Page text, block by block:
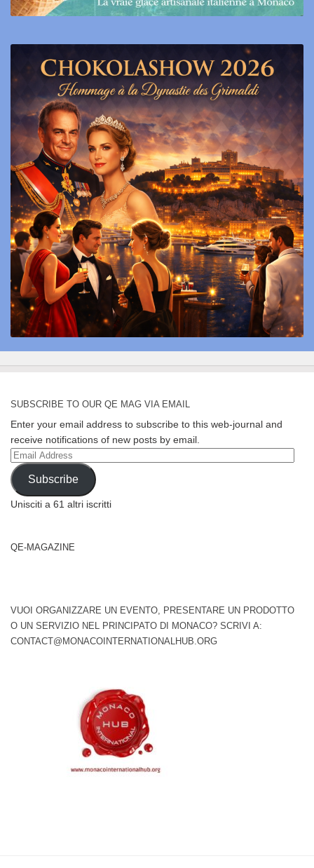
SUBSCRIBE TO OUR QE MAG VIA EMAIL
Enter your email address to subscribe to this web-journal and
receive notifications of new posts by email.
Email
Address
Subscribe
Unisciti a 61 altri iscritti
QE-MAGAZINE
VUOI ORGANIZZARE UN EVENTO, PRESENTARE UN PRODOTTO
O UN SERVIZIO NEL PRINCIPATO DI MONACO? SCRIVI A:
CONTACT@MONACOINTERNATIONALHUB.ORG